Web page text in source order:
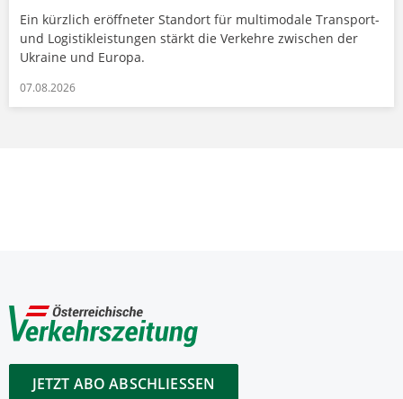
Ein kürzlich eröffneter Standort für multimodale Transport-
und Logistikleistungen stärkt die Verkehre zwischen der
Ukraine und Europa.
07.08.2026
JETZT ABO ABSCHLIESSEN